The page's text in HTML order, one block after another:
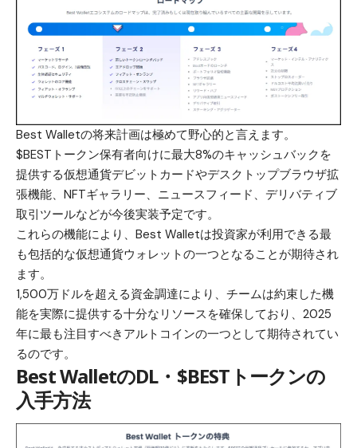
Best Walletの将来計画は極めて野心的と言えます。
$BESTトークン保有者向けに最大8%のキャッシュバックを
提供する仮想通貨デビットカードやデスクトップブラウザ拡
張機能、NFTギャラリー、ニュースフィード、デリバティブ
取引ツールなどが今後実装予定です。
これらの機能により、Best Walletは投資家が利用できる最
も包括的な仮想通貨ウォレットの一つとなることが期待され
ます。
1,500万ドルを超える資金調達により、チームは約束した機
能を実際に提供する十分なリソースを確保しており、2025
年に最も注目すべきアルトコインの一つとして期待されてい
るのです。
Best WalletのDL・$BESTトークンの
入手方法